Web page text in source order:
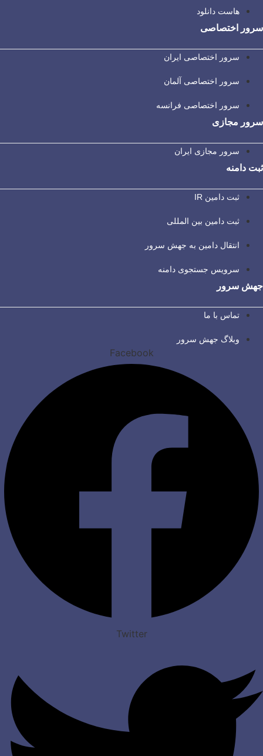
هاست دانلود
سرور اختصاصی
سرور اختصاصی ایران
سرور اختصاصی آلمان
سرور اختصاصی فرانسه
سرور مجازی
سرور مجازی ایران
ثبت دامنه
ثبت دامین IR
ثبت دامین بین المللی
انتقال دامین به جهش سرور
سرویس جستجوی دامنه
جهش سرور
تماس با ما
وبلاگ جهش سرور
Facebook
Twitter